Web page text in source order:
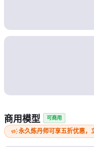
商用模型 可商用
campaign永久炼丹师可享五折优惠，